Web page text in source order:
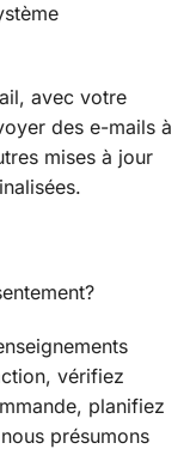
avec votre
des e-mails à
mises à jour
vérifiez
planifiez
présumons